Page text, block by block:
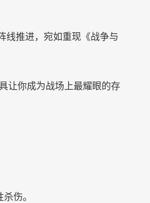
线推进，宛如重现《战争与
让你成为战场上最耀眼的存
伤。